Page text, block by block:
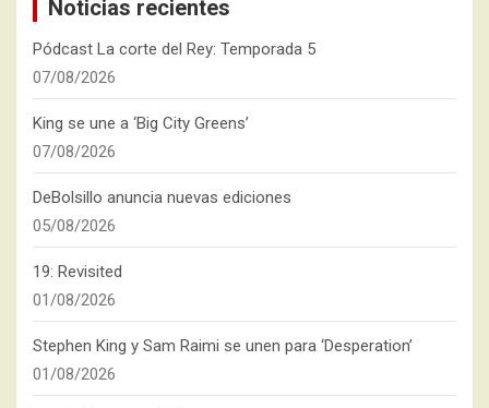
Noticias recientes
Pódcast La corte del Rey: Temporada 5
07/08/2026
King se une a ‘Big City Greens’
07/08/2026
DeBolsillo anuncia nuevas ediciones
05/08/2026
19: Revisited
01/08/2026
Stephen King y Sam Raimi se unen para ‘Desperation’
01/08/2026